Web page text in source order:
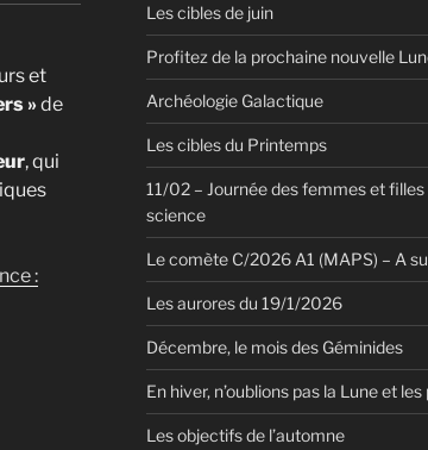
et
» de
, qui
:
Les cibles de juin
Profitez de la prochaine nouvelle
Archéologie Galactique
Les cibles du Printemps
11/02 – Journée des femmes et filles
science
Le comète C/2026 A1 (MAPS) – A
Les aurores du 19/1/2026
Décembre, le mois des Géminides
En hiver, n’oublions pas la Lune et
Les objectifs de l’automne